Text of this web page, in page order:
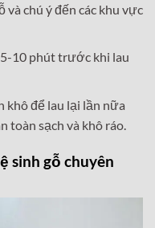
và chú ý đến các khu vực
10 phút trước khi lau
khô để lau lại lần nữa
toàn sạch và khô ráo.
sinh gỗ chuyên